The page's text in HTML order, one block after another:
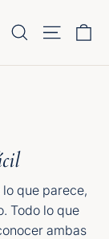
Pesquisar
que parece,
Todo lo que
ambas